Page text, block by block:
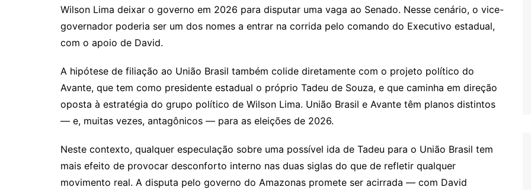
Wilson Lima deixar o governo em 2026 para disputar uma vaga ao Senado. Nesse cenário, o vice-
governador poderia ser um dos nomes a entrar na corrida pelo comando do Executivo estadual,
com o apoio de David.
A hipótese de filiação ao União Brasil também colide diretamente com o projeto político do
Avante, que tem como presidente estadual o próprio Tadeu de Souza, e que caminha em direção
oposta à estratégia do grupo político de Wilson Lima. União Brasil e Avante têm planos distintos
— e, muitas vezes, antagônicos — para as eleições de 2026.
Neste contexto, qualquer especulação sobre uma possível ida de Tadeu para o União Brasil tem
mais efeito de provocar desconforto interno nas duas siglas do que de refletir qualquer
movimento real. A disputa pelo governo do Amazonas promete ser acirrada — com David